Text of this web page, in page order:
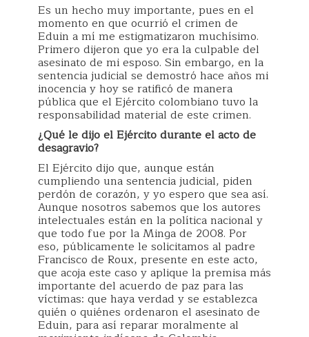
Es un hecho muy importante, pues en el
momento en que ocurrió el crimen de
Eduin a mí me estigmatizaron muchísimo.
Primero dijeron que yo era la culpable del
asesinato de mi esposo. Sin embargo, en la
sentencia judicial se demostró hace años mi
inocencia y hoy se ratificó de manera
pública que el Ejército colombiano tuvo la
responsabilidad material de este crimen.
¿Qué le dijo el Ejército durante el acto de
desagravio?
El Ejército dijo que, aunque están
cumpliendo una sentencia judicial, piden
perdón de corazón, y yo espero que sea así.
Aunque nosotros sabemos que los autores
intelectuales están en la política nacional y
que todo fue por la Minga de 2008. Por
eso, públicamente le solicitamos al padre
Francisco de Roux, presente en este acto,
que acoja este caso y aplique la premisa más
importante del acuerdo de paz para las
víctimas: que haya verdad y se establezca
quién o quiénes ordenaron el asesinato de
Eduin, para así reparar moralmente al